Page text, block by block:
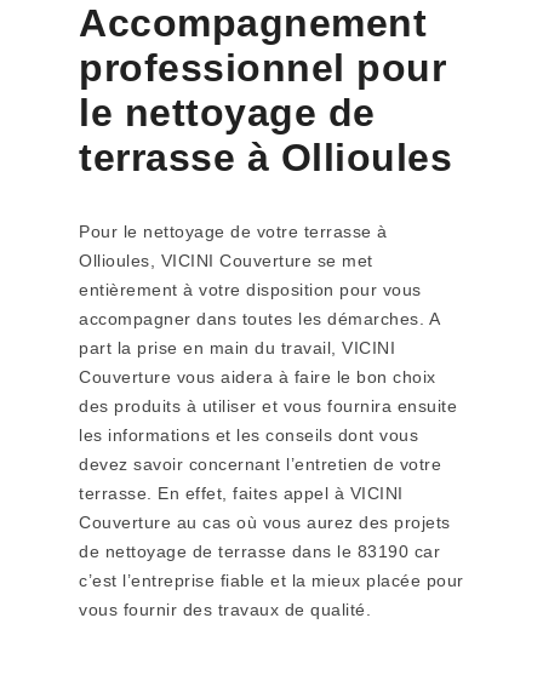
Accompagnement
professionnel pour
le nettoyage de
terrasse à Ollioules
Pour le nettoyage de votre terrasse à
Ollioules, VICINI Couverture se met
entièrement à votre disposition pour vous
accompagner dans toutes les démarches. A
part la prise en main du travail, VICINI
Couverture vous aidera à faire le bon choix
des produits à utiliser et vous fournira ensuite
les informations et les conseils dont vous
devez savoir concernant l’entretien de votre
terrasse. En effet, faites appel à VICINI
Couverture au cas où vous aurez des projets
de nettoyage de terrasse dans le 83190 car
c’est l’entreprise fiable et la mieux placée pour
vous fournir des travaux de qualité.